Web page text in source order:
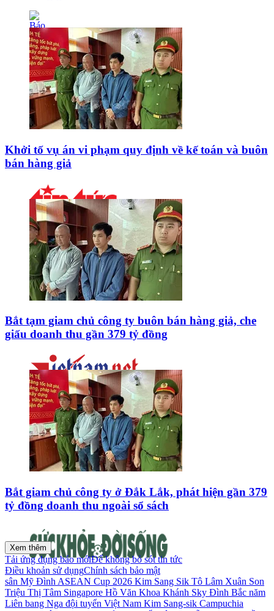
Khởi tố vụ án vi phạm quy định về kế toán và buôn
bán hàng giả
Bắt tạm giam chủ công ty buôn bán hàng giả, che
giấu doanh thu gần 379 tỷ đồng
Bắt giam chủ công ty ở Đắk Lắk, phát hiện gần 379
tỷ đồng doanh thu ngoài sổ sách
Xem thêm
Tải ứng dụng báo mớiĐể không bỏ sót tin tức
Điều khoản sử dụngChính sách bảo mật
sân Mỹ Đình ASEAN Cup 2026 Kim Sang Sik Tô Lâm Xuân Son
Triệu Thị Tâm Singapore Hồ Văn Khoa Khánh Sky Đình Bắc năm
Liên bang Nga đội tuyển Việt Nam Kim Sang-sik Campuchia